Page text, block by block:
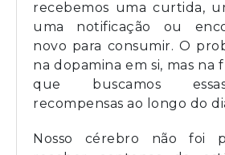
recebemos uma curtida,
uma notificação ou
novo para consumir. O
na dopamina em si, mas na
que buscamos
recompensas ao longo do
Nosso cérebro não foi